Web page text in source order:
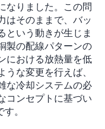
なりました。この問
はそのままで、バッ
という動きが生じま
製の配線パターンの
における放熱量を低
な変更を行えば、
な冷却システムの必
コンセプトに基づい
。